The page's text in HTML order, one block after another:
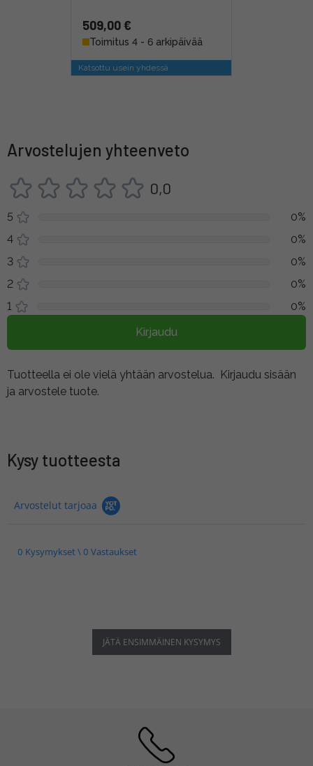
509,00 €
Toimitus 4 - 6 arkipäivää
Katsottu usein yhdessä
Arvostelujen yhteenveto
0,0
5
0%
4
0%
3
0%
2
0%
1
0%
Kirjaudu
Tuotteella ei ole vielä yhtään arvostelua. Kirjaudu sisään
ja arvostele tuote.
Kysy tuotteesta
Arvostelut tarjoaa
0 Kysymykset \ 0 Vastaukset
JÄTÄ ENSIMMÄINEN KYSYMYS